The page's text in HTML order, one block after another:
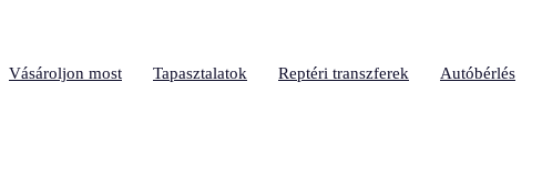
Vásároljon most Tapasztalatok Reptéri transzferek Autóbérlés